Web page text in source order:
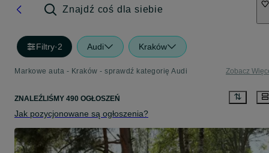
Znajdź coś dla siebie
Filtry·2 Audi Kraków
Markowe auta - Kraków - sprawdź kategorię Audi Zobacz
ZNALEŹLIŚMY 490 OGŁOSZEŃ
Jak pozycjonowane są ogłoszenia?